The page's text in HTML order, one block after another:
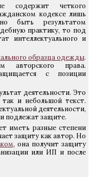
содержит четкого
кодексе лишь
быть результатом
практику, то под
интеллектуального и
образца одежды.
авторского права.
с позиции
деятельности. Это
и небольшой текст.
деятельности,
подлежат защите.
иметь разные степени
защиту как автор. Но
, она получит защиту
или ИП и после